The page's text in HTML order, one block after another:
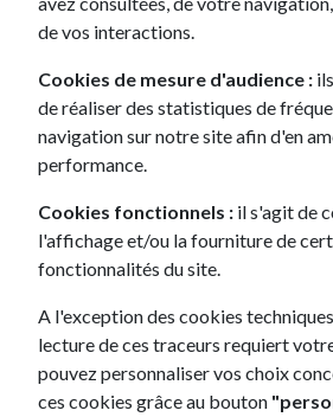
de vos interactions.
Cookies de mesure d'audience :
de réaliser des statistiques de
navigation sur notre site afin d'en
performance.
Cookies fonctionnels : il s'agit de
l'affichage et/ou la fourniture de
fonctionnalités du site.
A l'exception des cookies
lecture de ces traceurs requiert
pouvez personnaliser vos choix
ces cookies grâce au bouton
Focus
5 Places Manuelle
Spécifications techniques